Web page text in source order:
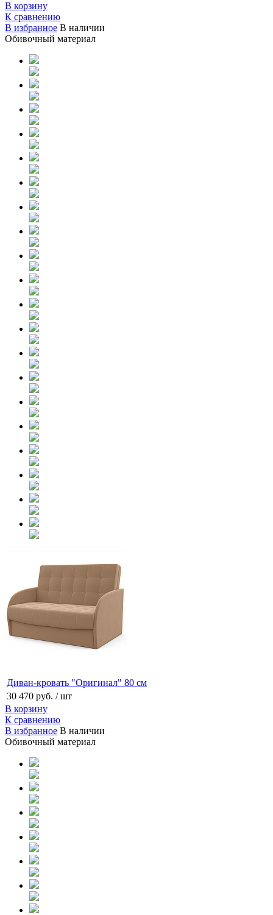
В корзину
К сравнению
В избранное В наличии
Обивочный материал
Диван-кровать "Оригинал" 80 см
30 470 руб. / шт
В корзину
К сравнению
В избранное В наличии
Обивочный материал